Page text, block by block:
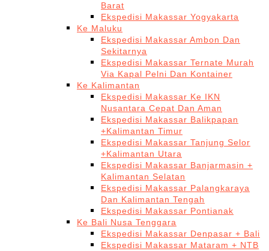
Barat
Ekspedisi Makassar Yogyakarta
Ke Maluku
Ekspedisi Makassar Ambon Dan
Sekitarnya
Ekspedisi Makassar Ternate Murah
Via Kapal Pelni Dan Kontainer
Ke Kalimantan
Ekspedisi Makassar Ke IKN
Nusantara Cepat Dan Aman
Ekspedisi Makassar Balikpapan
+Kalimantan Timur
Ekspedisi Makassar Tanjung Selor
+Kalimantan Utara
Ekspedisi Makassar Banjarmasin +
Kalimantan Selatan
Ekspedisi Makassar Palangkaraya
Dan Kalimantan Tengah
Ekspedisi Makassar Pontianak
Ke Bali Nusa Tenggara
Ekspedisi Makassar Denpasar + Bali
Ekspedisi Makassar Mataram + NTB